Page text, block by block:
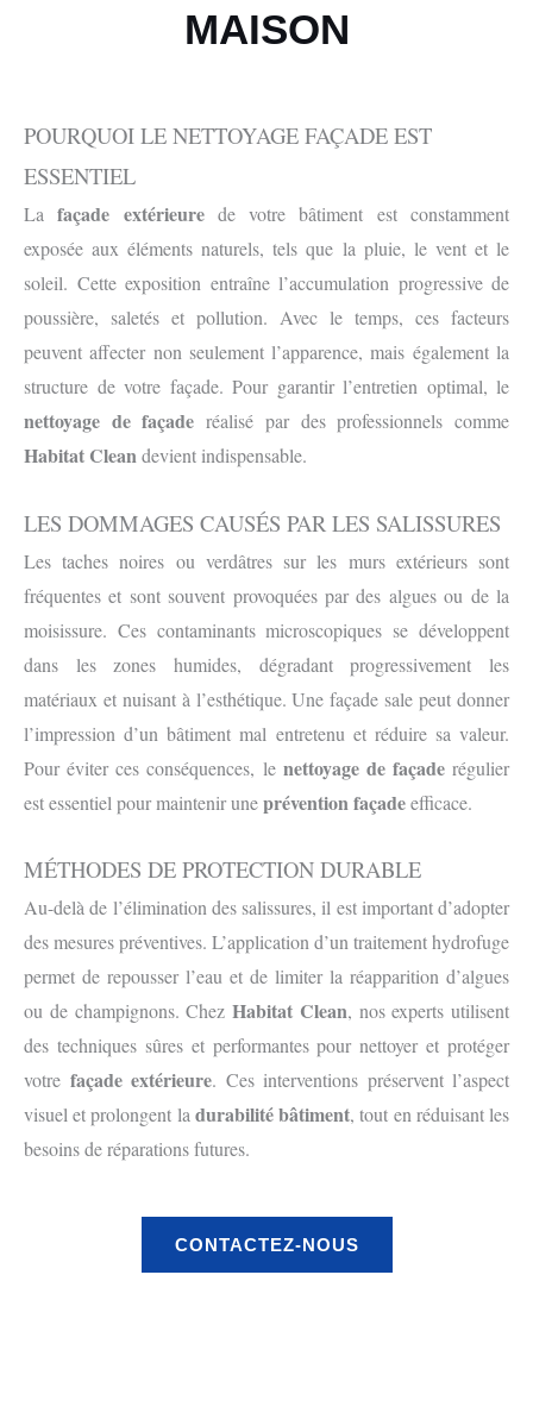
MAISON
POURQUOI LE NETTOYAGE FAÇADE EST
ESSENTIEL
Lafaçade extérieurede votre bâtiment est constamment
exposée aux éléments naturels, tels que la pluie, le vent et le
soleil. Cette exposition entraîne l’accumulation progressive de
poussière, saletés et pollution. Avec le temps, ces facteurs
peuvent affecter non seulement l’apparence, mais également la
structure de votre façade. Pour garantir l’entretien optimal, le
nettoyage de façade réalisé par des professionnels comme
Habitat Cleandevient indispensable.
LES DOMMAGES CAUSÉS PAR LES SALISSURES
Les taches noires ou verdâtres sur les murs extérieurs sont
fréquentes et sont souvent provoquées par des algues ou de la
moisissure. Ces contaminants microscopiques se développent
dans les zones humides, dégradant progressivement les
matériaux et nuisant à l’esthétique. Une façade sale peut donner
l’impression d’un bâtiment mal entretenu et réduire sa valeur.
Pour éviter ces conséquences, le nettoyage de façaderégulier
est essentiel pour maintenir uneprévention façadeefficace.
MÉTHODES DE PROTECTION DURABLE
Au-delà de l’élimination des salissures, il est important d’adopter
des mesures préventives. L’application d’un traitement hydrofuge
permet de repousser l’eau et de limiter la réapparition d’algues
ou de champignons. Chez Habitat Clean, nos experts utilisent
des techniques sûres et performantes pour nettoyer et protéger
votre façade extérieure. Ces interventions préservent l’aspect
visuel et prolongent la durabilité bâtiment, tout en réduisant les
besoins de réparations futures.
CONTACTEZ-NOUS